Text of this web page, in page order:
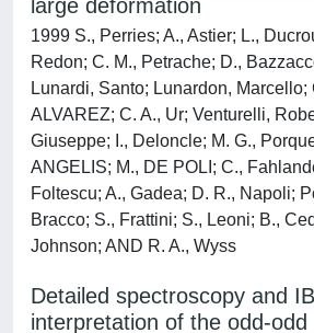
large deformation
1999 S., Perries; A., Astier; L.,
Redon; C. M., Petrache; D.,
Lunardi, Santo; Lunardon, Marcello;
ALVAREZ; C. A., Ur; Venturelli,
Giuseppe; I., Deloncle; M. G.,
ANGELIS; M., DE POLI; C.,
Foltescu; A., Gadea; D. R., Napoli;
Bracco; S., Frattini; S., Leoni; B.,
Johnson; AND R. A., Wyss
Detailed spectroscopy and
interpretation of the odd-odd